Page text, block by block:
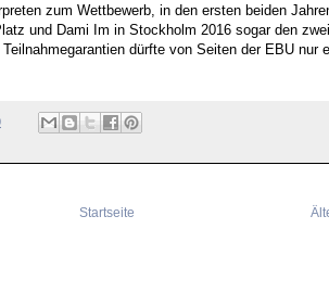
zum Wettbewerb, in den ersten beiden
und Dami Im in Stockholm 2016 sogar den
dürfte von Seiten der EBU nur
Startseite